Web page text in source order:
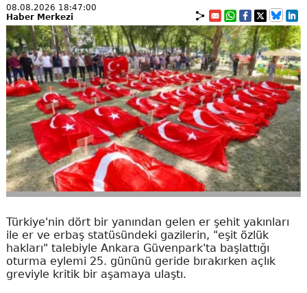
08.08.2026 18:47:00
Haber Merkezi
Türkiye'nin dört bir yanından gelen er şehit yakınları
ile er ve erbaş statüsündeki gazilerin, "eşit özlük
hakları" talebiyle Ankara Güvenpark'ta başlattığı
oturma eylemi 25. gününü geride bırakırken açlık
greviyle kritik bir aşamaya ulaştı.